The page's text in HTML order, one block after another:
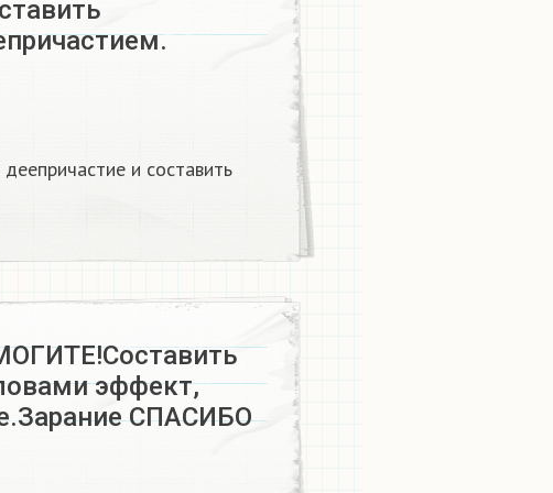
и составить
эффект,
СПАСИБО